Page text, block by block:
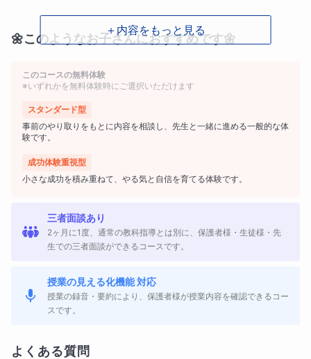
🌼このようなお子さんにおすすめです🌼
・学校に通えていない期間があり、学習の遅れが心配
・集団の授業が苦手
・家でどのように勉強すればよいのか分からない
・勉強への自信を失っている
・人と話すことに少し不安を感じる
不登校のお子さんは、勉強の遅れや自信の低下に不安を感
じている場合も少なくありません。
本コースでは、お子さんのペースを大切にしながら、無理
＋内容をもっと見る
このコースの無料体験
※いずれかを無料体験時にご選択いただけます
スタンダード型
事前のやり取りをもとに内容を相談し、先生と一緒に進める一般的な体
験です。
成功体験重視型
小さな成功を積み重ねて、やる気と自信を育てる体験です。
三者面談あり
2ヶ月に1度、通常の教科指導とは別に、保護者様・生徒様・先
生での三者面談ができるコースです。
授業の見える化機能 対応
授業の録音・要約により、保護者様が授業内容を確認できるコー
スです。
よくある質問